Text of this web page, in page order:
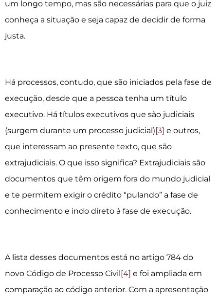
um longo tempo, mas são necessárias para que o juiz
conheça a situação e seja capaz de decidir de forma
justa.
Há processos, contudo, que são iniciados pela fase de
execução, desde que a pessoa tenha um título
executivo. Há títulos executivos que são judiciais
(surgem durante um processo judicial)[3] e outros,
que interessam ao presente texto, que são
extrajudiciais. O que isso significa? Extrajudiciais são
documentos que têm origem fora do mundo judicial
e te permitem exigir o crédito “pulando” a fase de
conhecimento e indo direto à fase de execução.
A lista desses documentos está no artigo 784 do
novo Código de Processo Civil[4] e foi ampliada em
comparação ao código anterior. Com a apresentação